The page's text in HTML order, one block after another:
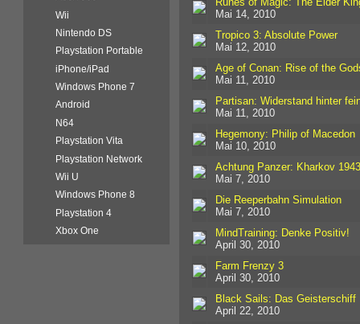
Mai 14, 2010
Tropico 3: Absolute Power
Mai 12, 2010
Age of Conan: Rise of the
Mai 11, 2010
Partisan: Widerstand hinter
Mai 11, 2010
Hegemony: Philip of Macedon
Mai 10, 2010
Achtung Panzer: Kharkov 1943
Mai 7, 2010
Die Reeperbahn Simulation
Mai 7, 2010
MindTraining: Denke Positiv!
April 30, 2010
Farm Frenzy 3
April 30, 2010
Black Sails: Das Geisterschiff
April 22, 2010
Wii
Nintendo DS
Playstation Portable
iPhone/iPad
Windows Phone 7
Android
N64
Playstation Vita
Playstation Network
Wii U
Windows Phone 8
Playstation 4
Xbox One